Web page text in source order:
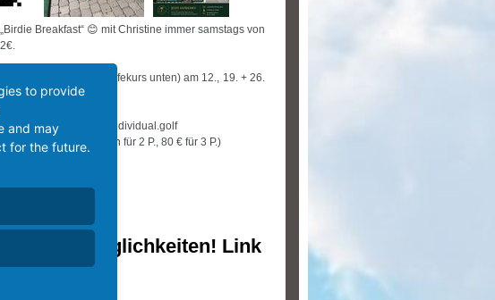
Breakfast“ 😊 mit Christine immer samstags von
außer: (siehe Platzreifekurs unten) am 12., 19. + 26.
der website: https://individual.golf
also 75 € zusammen für 2 P., 80 € für 3 P.)
10-16 Uhr)
Link
to provide
and may
for the future.